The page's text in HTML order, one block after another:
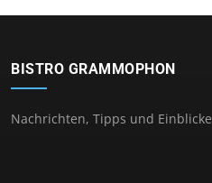
BISTRO GRAMMOPHON
Nachrichten, Tipps und Einblicke